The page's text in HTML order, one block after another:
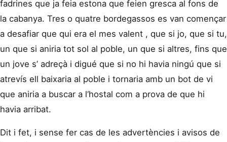
fadrines que ja feia estona que feien gresca al fons de
la cabanya. Tres o quatre bordegassos es van començar
a desafiar que qui era el mes valent , que si jo, que si tu,
un que si aniria tot sol al poble, un que si altres, fins que
un jove s’ adreçà i digué que si no hi havia ningú que si
atrevís ell baixaria al poble i tornaria amb un bot de vi
que aniria a buscar a l‘hostal com a prova de que hi
havia arribat.
Dit i fet, i sense fer cas de les advertències i avisos de